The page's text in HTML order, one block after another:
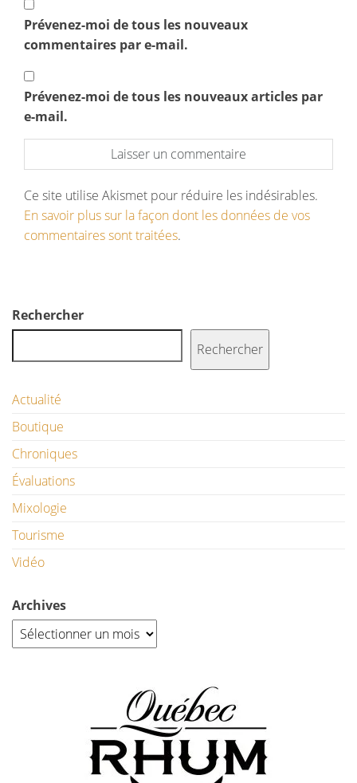
Prévenez-moi de tous les nouveaux
commentaires par e-mail.
Prévenez-moi de tous les nouveaux articles par
e-mail.
Ce site utilise Akismet pour réduire les indésirables.
En savoir plus sur la façon dont les données de vos
commentaires sont traitées.
Rechercher
Rechercher
Actualité
Boutique
Chroniques
Évaluations
Mixologie
Tourisme
Vidéo
Archives